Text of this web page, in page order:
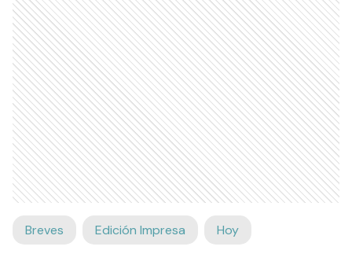
Breves Edición Impresa Hoy